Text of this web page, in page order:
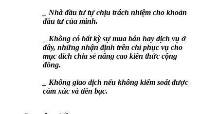
_ Nhà đầu tư tự chịu trách nhiệm cho khoản
đầu tư của mình.
_ Không có bất kỳ sự mua bán hay dịch vụ ở
đây, những nhận định trên chỉ phục vụ cho
mục đích chia sẻ nâng cao kiến thức cộng
đồng.
_ Không giao dịch nếu không kiểm soát được
cảm xúc và tiền bạc.